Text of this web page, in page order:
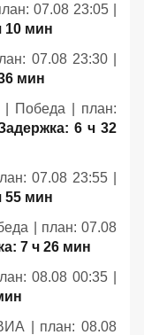
07.08 23:05 |
10 мин
07.08 23:30 |
мин
| Победа | план:
6 ч 32
07.08 23:55 |
55 мин
| план: 07.08
7 ч 26 мин
08.08 00:35 |
| план: 08.08